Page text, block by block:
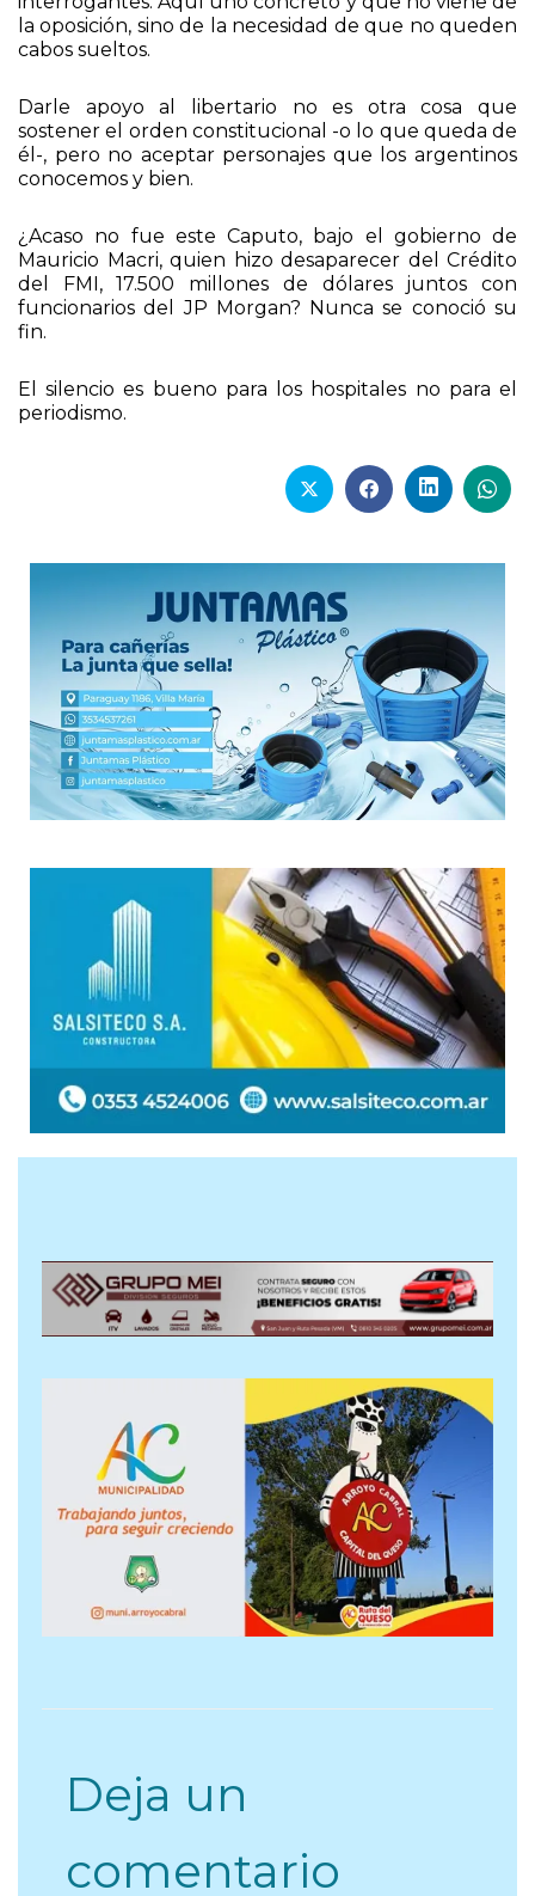
la oposición, sino de la necesidad de que no queden
cabos sueltos.
Darle apoyo al libertario no es otra cosa que
sostener el orden constitucional -o lo que queda de
él-, pero no aceptar personajes que los argentinos
conocemos y bien.
¿Acaso no fue este Caputo, bajo el gobierno de
Mauricio Macri, quien hizo desaparecer del Crédito
del FMI, 17.500 millones de dólares juntos con
funcionarios del JP Morgan? Nunca se conoció su
fin.
El silencio es bueno para los hospitales no para el
periodismo.
Deja un
comentario